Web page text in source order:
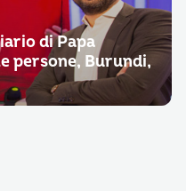
di Papa
persone, Burundi,